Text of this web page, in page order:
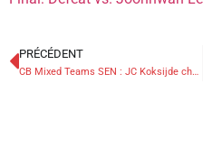
PRÉCÉDENT
CB Mixed Teams SEN : JC Koksijde champion